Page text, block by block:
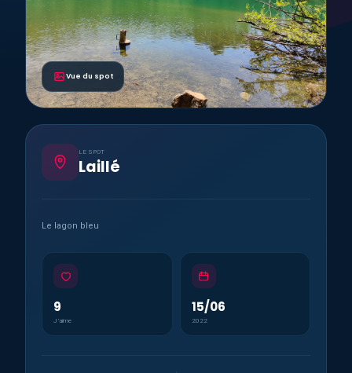
Vue du spot
LE SPOT
Laillé
Le lagon bleu
9
J’aime
15/06
2022